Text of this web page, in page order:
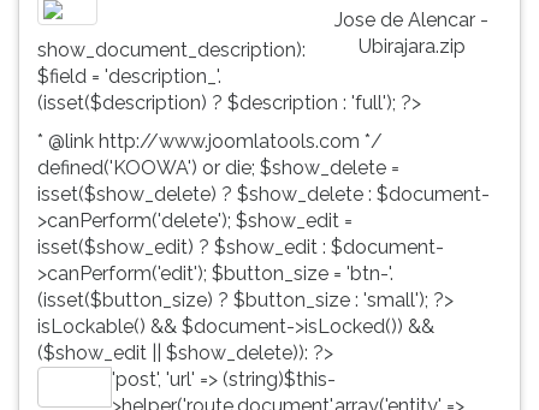
Jose de Alencar -
Ubirajara.zip
show_document_description):
$field = 'description_'.
(isset($description) ? $description : 'full'); ?>
* @link http://www.joomlatools.com */
defined('KOOWA') or die; $show_delete =
isset($show_delete) ? $show_delete : $document-
>canPerform('delete'); $show_edit =
isset($show_edit) ? $show_edit : $document-
>canPerform('edit'); $button_size = 'btn-'.
(isset($button_size) ? $button_size : 'small'); ?>
isLockable() && $document->isLocked()) &&
($show_edit || $show_delete)): ?>
'post', 'url' => (string)$this-